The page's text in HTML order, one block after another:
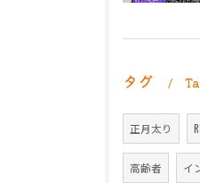
タグ
正月太り
高齢者 イ